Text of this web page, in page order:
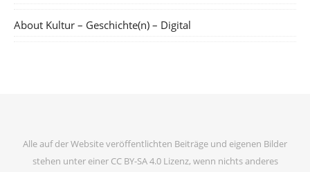
About Kultur – Geschichte(n) – Digital
Alle auf der Website veröffentlichten Beiträge und eigenen Bilder
stehen unter einer CC BY-SA 4.0 Lizenz, wenn nichts anderes